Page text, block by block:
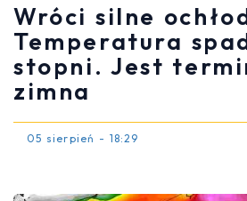
Wróci silne
Temperatura
stopni. Jest
zimna
05 sierpień - 18:29